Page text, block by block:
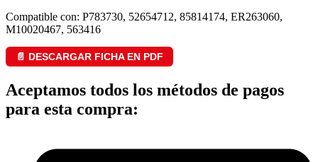
Compatible con: P783730, 52654712, 85814174, ER263060,
M10020467, 563416
📄 DESCARGAR FICHA EN PDF
Aceptamos todos los métodos de pagos
para esta compra: